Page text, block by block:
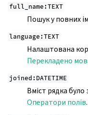
full_name:TEXT
Пошук у повних
language:TEXT
Налаштована
Перекладено
joined:DATETIME
Вміст рядка було
Оператори полів.